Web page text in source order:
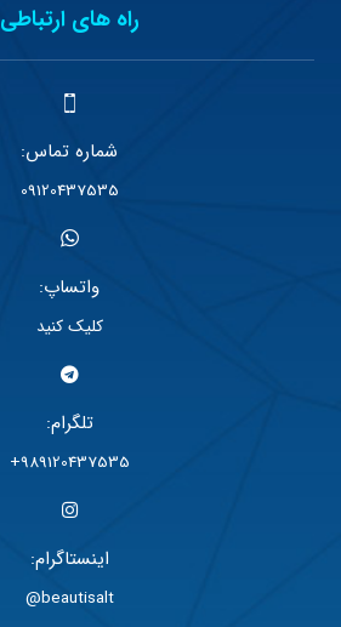
راه های ارتباطی
شماره تماس:
09120437535
واتساپ:
کلیک کنید
تلگرام:
989120437535+
اینستاگرام:
beautisalt@